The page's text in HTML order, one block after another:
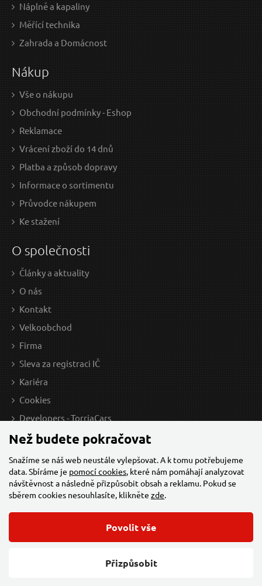
Náplně a kapaliny
Měřící technika
Zahrada a Domácnost
Nákup
Vše o nákupu
Obchodní podmínky - Eshop
Reklamace
Vrácení zboží do 14 dnů
Platba a způsob dopravy
Informace o sortimentu
Průvodce nákupem
Ke stažení
O společnosti
Články a aktuality
O nás
Kontakt
Velkoobchod
Firma
Sleva za registraci IČ
Kariéra
Cookies
Developers - TorriaCars
Změnit nastavení cookies
Než budete pokračovat
Snažíme se náš web neustále vylepšovat. A k tomu potřebujeme
data. Sbíráme je pomocí cookies, které nám pomáhají analyzovat
návštěvnost a následně přizpůsobit obsah a reklamu. Pokud se
sběrem cookies nesouhlasíte, klikněte zde.
Přizpůsobit
Povolit vše